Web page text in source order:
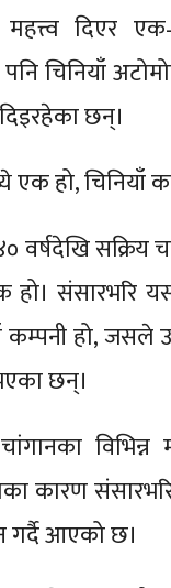
महत्त्व दिएर
चिनियाँ
छन्।
एक हो, चिनियाँ
वर्षदेखि
हो। संसारभरि
कम्पनी हो, जसले
छन्।
विभिन्न
कारण संसारभरि
गर्दै आएको छ।